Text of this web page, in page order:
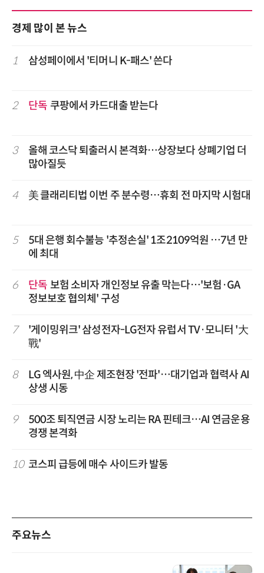
경제 많이 본 뉴스
1 삼성페이에서 '티머니 K-패스' 쓴다
2 단독 쿠팡에서 카드대출 받는다
3
올해 코스닥 퇴출러시 본격화…상장보다 상폐기업 더
많아질듯
4 美 클래리티법 이번 주 분수령…휴회 전 마지막 시험대
5
5대 은행 회수불능 '추정손실' 1조2109억원 …7년 만
에 최대
6 단독 보험 소비자 개인정보 유출 막는다…'보험·GA
정보보호 협의체' 구성
7
'게이밍위크' 삼성전자-LG전자 유럽서 TV·모니터 '大
戰'
8
LG 엑사원, 中企 제조현장 '전파'…대기업과 협력사 AI
상생 시동
9
500조 퇴직연금 시장 노리는 RA 핀테크…AI 연금운용
경쟁 본격화
10 코스피 급등에 매수 사이드카 발동
주요뉴스